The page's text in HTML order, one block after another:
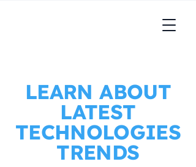
LEARN ABOUT
LATEST
TECHNOLOGIES
TRENDS